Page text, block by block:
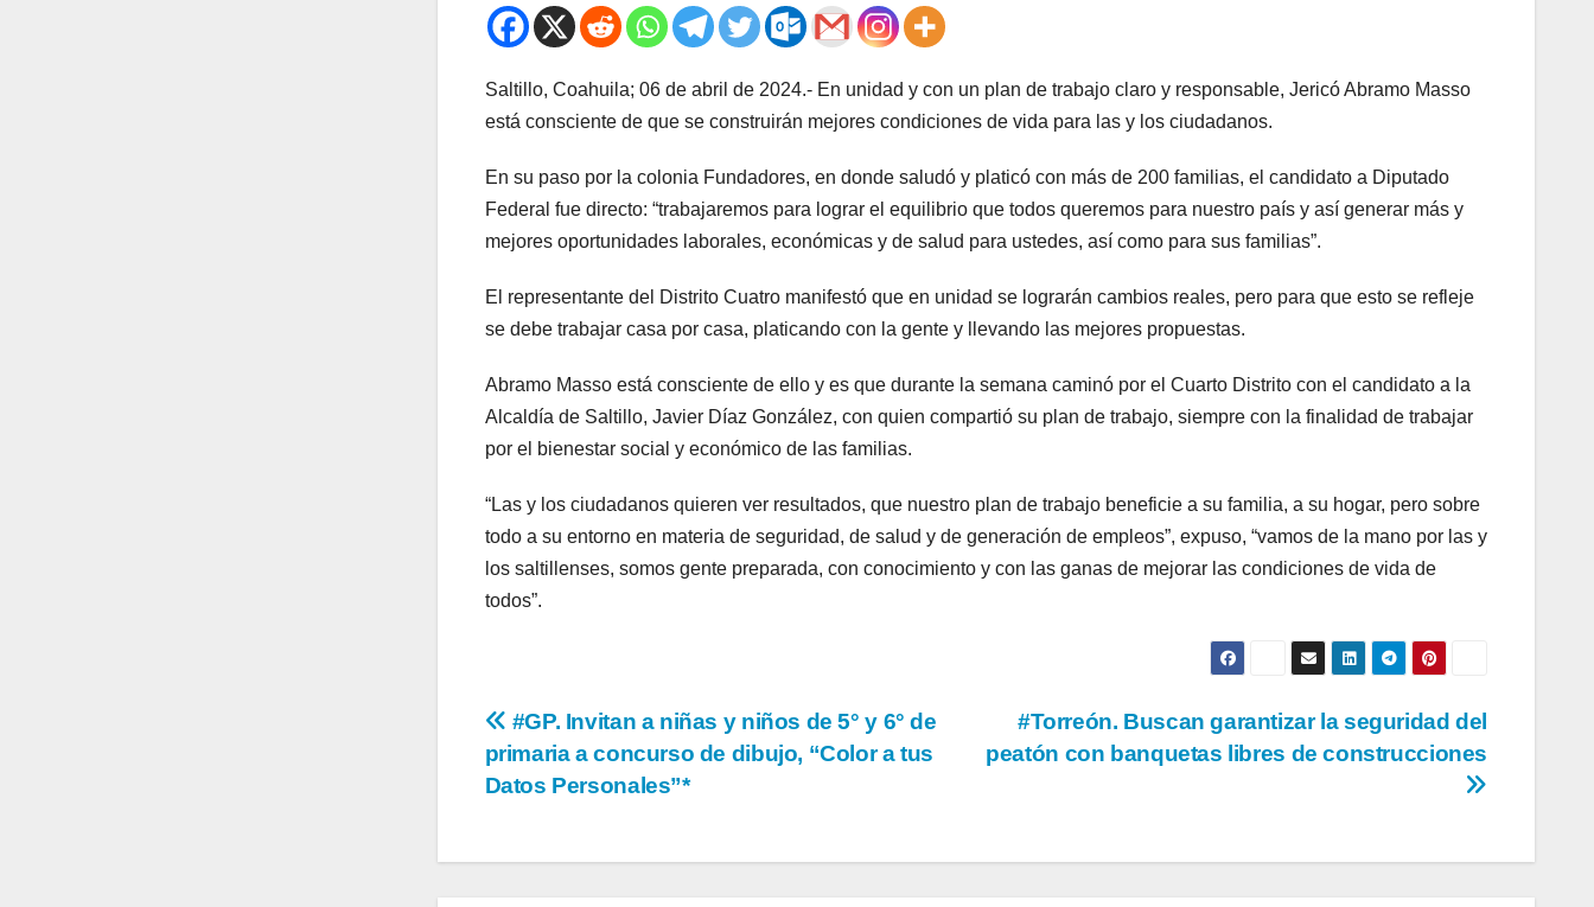
Saltillo, Coahuila; 06 de abril de 2024.- En unidad y con un plan de trabajo claro y responsable, Jericó Abramo Masso
está consciente de que se construirán mejores condiciones de vida para las y los ciudadanos.
En su paso por la colonia Fundadores, en donde saludó y platicó con más de 200 familias, el candidato a Diputado
Federal fue directo: “trabajaremos para lograr el equilibrio que todos queremos para nuestro país y así generar más y
mejores oportunidades laborales, económicas y de salud para ustedes, así como para sus familias”.
El representante del Distrito Cuatro manifestó que en unidad se lograrán cambios reales, pero para que esto se refleje
se debe trabajar casa por casa, platicando con la gente y llevando las mejores propuestas.
Abramo Masso está consciente de ello y es que durante la semana caminó por el Cuarto Distrito con el candidato a la
Alcaldía de Saltillo, Javier Díaz González, con quien compartió su plan de trabajo, siempre con la finalidad de trabajar
por el bienestar social y económico de las familias.
“Las y los ciudadanos quieren ver resultados, que nuestro plan de trabajo beneficie a su familia, a su hogar, pero sobre
todo a su entorno en materia de seguridad, de salud y de generación de empleos”, expuso, “vamos de la mano por las y
los saltillenses, somos gente preparada, con conocimiento y con las ganas de mejorar las condiciones de vida de
todos”.
Navegación
de
#Torreón. Buscan garantizar la seguridad del
peatón con banquetas libres de construcciones
#GP. Invitan a niñas y niños de 5° y 6° de
primaria a concurso de dibujo, “Color a tus
Datos Personales”*